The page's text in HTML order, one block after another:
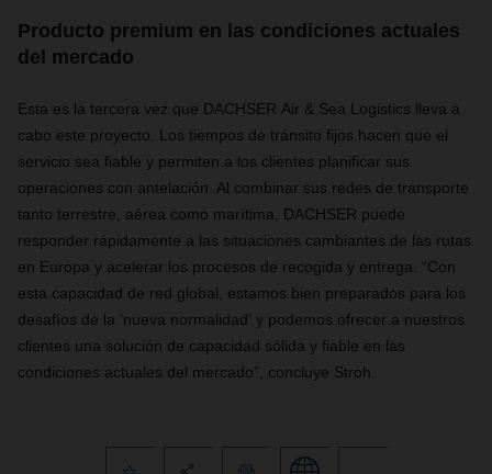
Producto premium en las condiciones actuales
del mercado
Esta es la tercera vez que DACHSER Air & Sea Logistics lleva a
cabo este proyecto. Los tiempos de tránsito fijos hacen que el
servicio sea fiable y permiten a los clientes planificar sus
operaciones con antelación. Al combinar sus redes de transporte
tanto terrestre, aérea como marítima, DACHSER puede
responder rápidamente a las situaciones cambiantes de las rutas
en Europa y acelerar los procesos de recogida y entrega. “Con
esta capacidad de red global, estamos bien preparados para los
desafíos de la 'nueva normalidad' y podemos ofrecer a nuestros
clientes una solución de capacidad sólida y fiable en las
condiciones actuales del mercado”, concluye Stroh.